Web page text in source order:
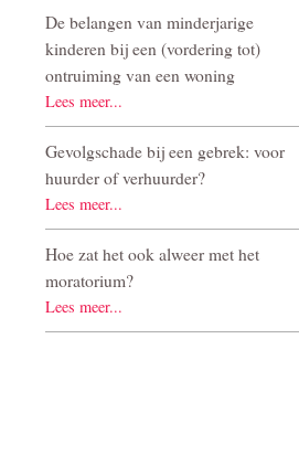
De belangen van minderjarige
kinderen bij een (vordering tot)
ontruiming van een woning
Lees meer...
Gevolgschade bij een gebrek: voor
huurder of verhuurder?
Lees meer...
Hoe zat het ook alweer met het
moratorium?
Lees meer...